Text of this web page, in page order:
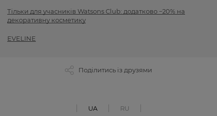
Тільки для учасників Watsons Club: додатково −20% на
декоративну косметику
EVELINE
Поділитись із друзями
UA RU